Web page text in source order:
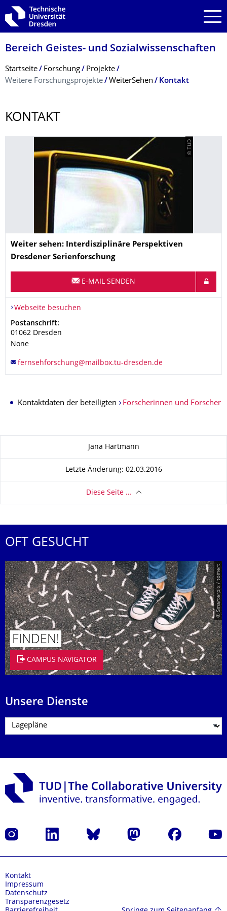
Zur Hauptnavigation springen
Zur Suche springen
Zum Inhalt springen
Bereich Geistes- und Sozialwissenschaf­ten
Breadcrumb-Menü
Startseite Forschung
Projekte
Weitere Forschungsprojekte
WeiterSehen Kontakt
KONTAKT
© TUD
Name
Weiter sehen: Interdisziplinäre Perspektiven
Dresdener Serienforschung
E-MAIL SENDEN
Webseite besuchen
Adresse
Postanschrift:
01062 Dresden
None
Kontaktdaten der beteiligten Forscherinnen und Forscher
Jana Hartmann
Letzte Änderung: 02.03.2016
Diese Seite …
OFT GESUCHT
© Smarterpix / tomert
FINDEN!
CAMPUS NAVIGATOR
Unsere Dienste
Instagram LinkedIn Bluesky Mastodon Facebook
Kontakt
Impressum
Datenschutz
Transparenzgesetz